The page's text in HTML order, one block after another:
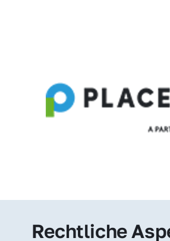
Rechtliche